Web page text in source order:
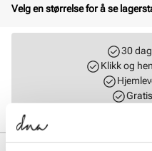
Velg en størrelse for å se
30
Klikk og